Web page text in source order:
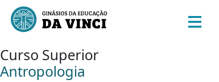
Curso Superior
Antropologia